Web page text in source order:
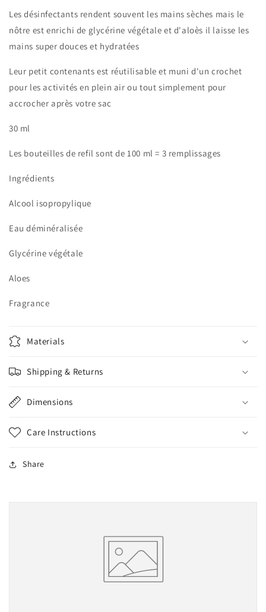
Les désinfectants rendent souvent les mains sèches mais le
nôtre est enrichi de glycérine végétale et d'aloès il laisse les
mains super douces et hydratées
Leur petit contenants est réutilisable et muni d'un crochet
pour les activités en plein air ou tout simplement pour
accrocher après votre sac
30 ml
Les bouteilles de refil sont de 100 ml = 3 remplissages
Ingrédients
Alcool isopropylique
Eau déminéralisée
Glycérine végétale
Aloes
Fragrance
Materials
Shipping & Returns
Dimensions
Care Instructions
Share